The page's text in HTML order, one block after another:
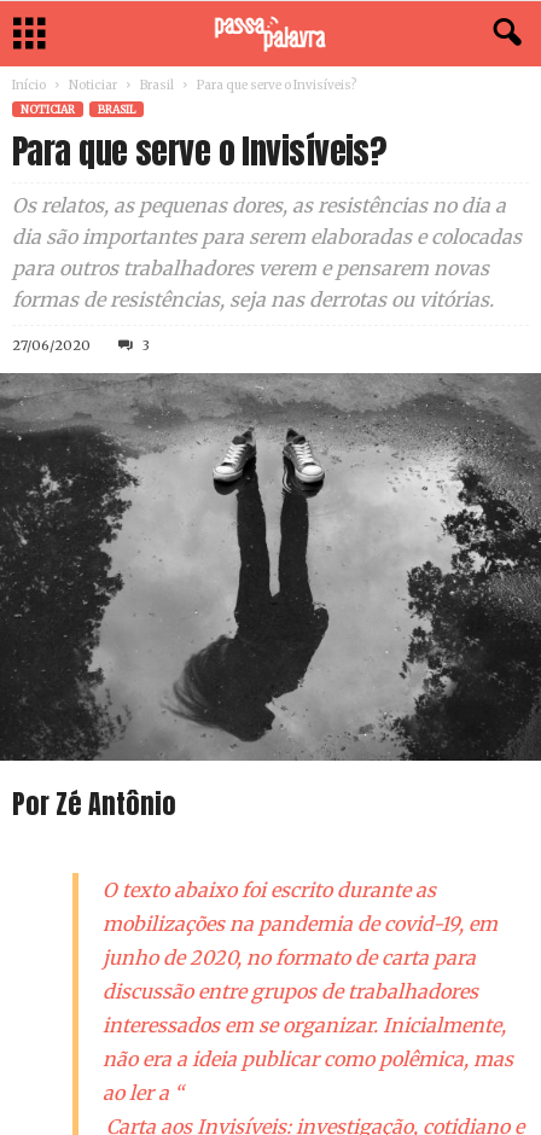
Início Noticiar Brasil Para que serve o Invisíveis?
NOTICIAR BRASIL
Para que serve o Invisíveis?
Os relatos, as pequenas dores, as resistências no dia a
dia são importantes para serem elaboradas e colocadas
para outros trabalhadores verem e pensarem novas
formas de resistências, seja nas derrotas ou vitórias.
27/06/2020 3
Por Zé Antônio
O texto abaixo foi escrito durante as
mobilizações na pandemia de covid-19, em
junho de 2020, no formato de carta para
discussão entre grupos de trabalhadores
interessados em se organizar. Inicialmente,
não era a ideia publicar como polêmica, mas
ao ler a “
Carta aos Invisíveis: investigação, cotidiano e